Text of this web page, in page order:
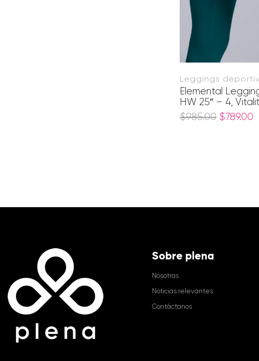
Leggings
Elemental
HW 25″ – 4,
$985.00 $789.00
Sobre plena
Nosotras
Noticias relevantes
Contáctanos